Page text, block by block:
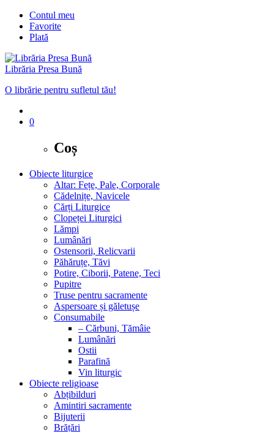
Contul meu
Favorite
Plată
Librăria Presa Bună
O librărie pentru sufletul tău!
0
Coș
Obiecte liturgice
Altar: Fețe, Pale, Corporale
Cădelnițe, Navicele
Cărți Liturgice
Clopeței Liturgici
Lămpi
Lumânări
Ostensorii, Relicvarii
Păhăruțe, Tăvi
Potire, Ciborii, Patene, Teci
Pupitre
Truse pentru sacramente
Aspersoare și găletușe
Consumabile
– Cărbuni, Tămâie
Lumânări
Ostii
Parafină
Vin liturgic
Obiecte religioase
Abțibilduri
Amintiri sacramente
Bijuterii
Brățări